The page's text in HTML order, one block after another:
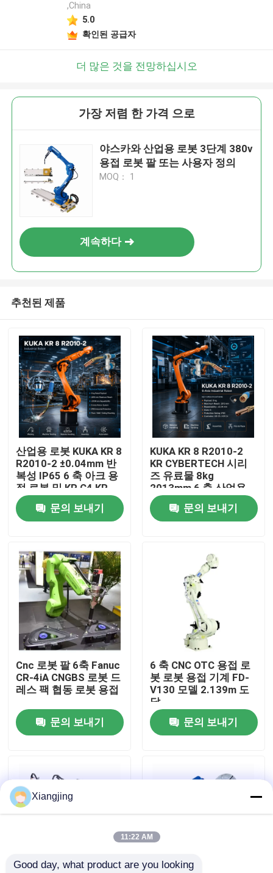
집
제품
비디오
우리 에 관한 것
공장 투어
품질 관리
블로그
산업적 로봇 팔
,China
5.0
확인된 공급자
더 많은 것을 전망하십시오
가장 저렴 한 가격 으로
야스카와 산업용 로봇 3단계 380v
용접 로봇 팔 또는 사용자 정의
MOQ： 1
계속하다
추천된 제품
산업용 로봇 KUKA KR 8
R2010-2 ±0.04mm 반
복성 IP65 6 축 아크 용
접 로봇 및 KR C4 KR
C5 KR C5-2 제어 캐비
닛
문의 보내기
KUKA KR 8 R2010-2
KR CYBERTECH 시리
즈 유료물 8kg
2013mm 6 축 산업용
로봇 TBi RM2 로봇 용
접 전구 문의 보내기
Cnc 로봇 팔 6축 Fanuc
CR-4iA CNGBS 로봇 드
레스 팩 협동 로봇 용접
문의 보내기
6 축 CNC OTC 용접 로
봇 로봇 용접 기계 FD-
V130 모델 2.139m 도
달
문의 보내기
Xiangjing
11:22 AM
Good day, what product are you looking